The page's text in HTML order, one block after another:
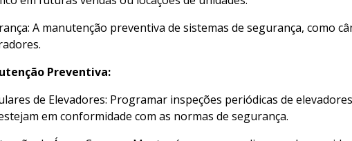
A manutenção preventiva de sistemas de segurança, como
Preventiva:
de Elevadores: Programar inspeções periódicas de
em conformidade com as normas de segurança.